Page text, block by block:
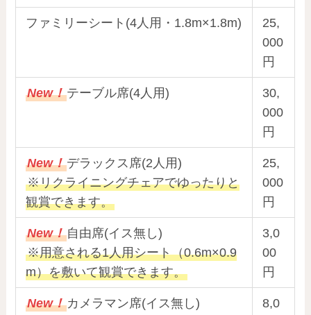
ファミリーシート(4人用・1.8m×1.8m)
25,
000
円
New！テーブル席(4人用)
30,
000
円
New！デラックス席(2人用)
※リクライニングチェアでゆったりと
観賞できます。
25,
000
円
New！自由席(イス無し)
※用意される1人用シート（0.6m×0.9
m）を敷いて観賞できます。
3,0
00
円
New！カメラマン席(イス無し) 8,0